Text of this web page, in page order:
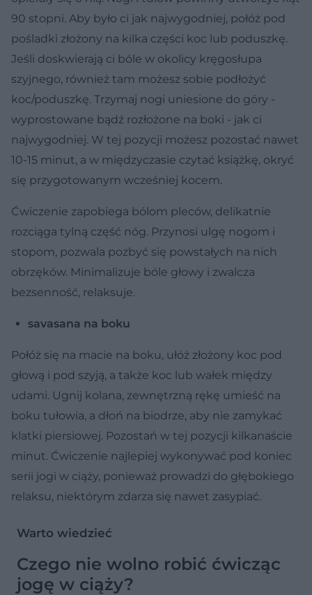
90 stopni. Aby było ci jak najwygodniej, połóż pod
pośladki złożony na kilka części koc lub poduszkę.
Jeśli doskwierają ci bóle w okolicy kręgosłupa
szyjnego, również tam możesz sobie podłożyć
koc/poduszkę. Trzymaj nogi uniesione do góry -
wyprostowane bądź rozłożone na boki - jak ci
najwygodniej. W tej pozycji możesz pozostać nawet
10-15 minut, a w międzyczasie czytać książkę, okryć
się przygotowanym wcześniej kocem.
Ćwiczenie zapobiega bólom pleców, delikatnie
rozciąga tylną część nóg. Przynosi ulgę nogom i
stopom, pozwala pozbyć się powstałych na nich
obrzęków. Minimalizuje bóle głowy i zwalcza
bezsenność, relaksuje.
savasana na boku
Połóż się na macie na boku, ułóż złożony koc pod
głową i pod szyją, a także koc lub wałek między
udami. Ugnij kolana, zewnętrzną rękę umieść na
boku tułowia, a dłoń na biodrze, aby nie zamykać
klatki piersiowej. Pozostań w tej pozycji kilkanaście
minut. Ćwiczenie najlepiej wykonywać pod koniec
serii jogi w ciąży, ponieważ prowadzi do głębokiego
relaksu, niektórym zdarza się nawet zasypiać.
Warto wiedzieć
Czego nie wolno robić ćwicząc
jogę w ciąży?